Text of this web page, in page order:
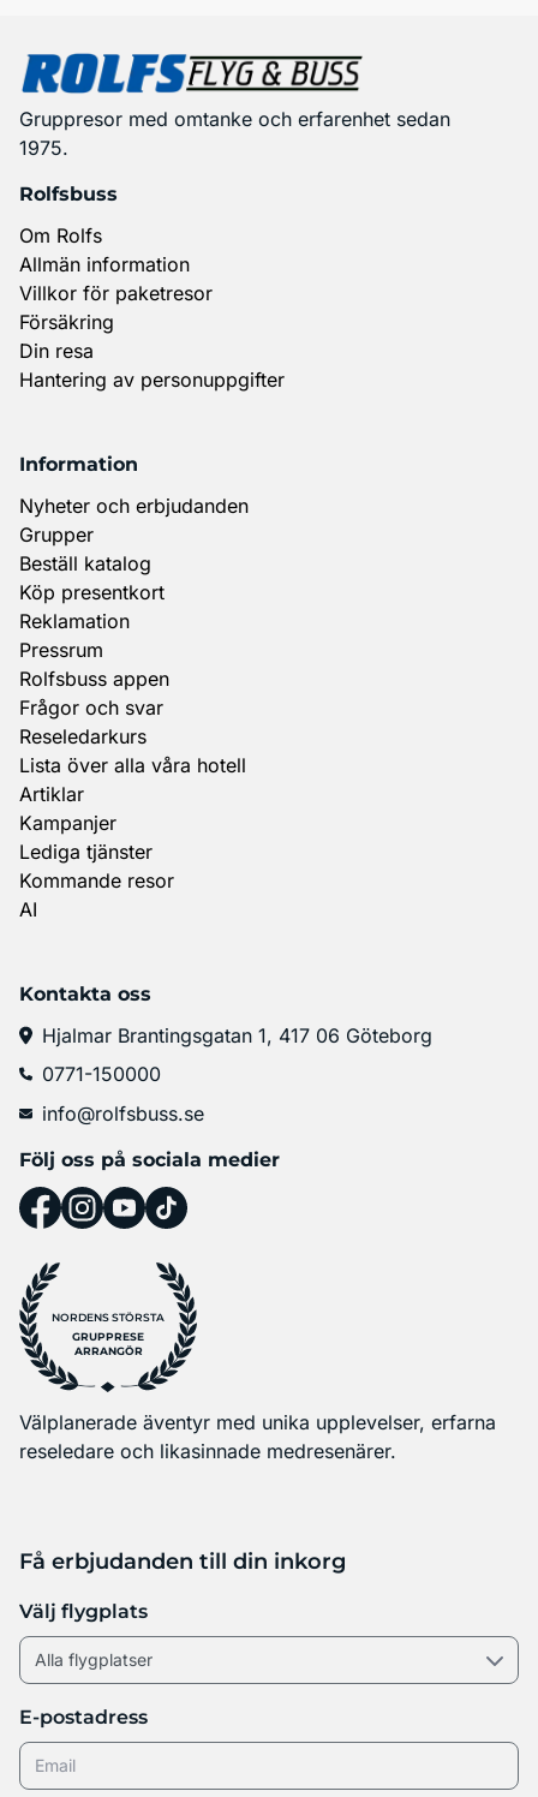
Gruppresor med omtanke och erfarenhet sedan
1975.
Rolfsbuss
Om Rolfs
Allmän information
Villkor för paketresor
Försäkring
Din resa
Hantering av personuppgifter
Information
Nyheter och erbjudanden
Grupper
Beställ katalog
Köp presentkort
Reklamation
Pressrum
Rolfsbuss appen
Frågor och svar
Reseledarkurs
Lista över alla våra hotell
Artiklar
Kampanjer
Lediga tjänster
Kommande resor
AI
Kontakta oss
Hjalmar Brantingsgatan 1, 417 06 Göteborg
0771-150000
info@rolfsbuss.se
Följ oss på sociala medier
NORDENS STÖRSTA
GRUPPRESE
ARRANGÖR
Välplanerade äventyr med unika upplevelser, erfarna
reseledare och likasinnade medresenärer.
Få erbjudanden till din inkorg
Välj flygplats
E-postadress